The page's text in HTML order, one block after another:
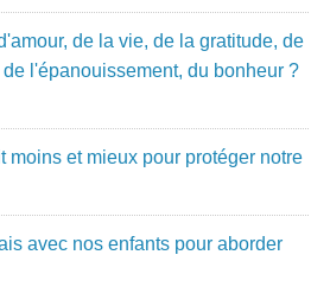
de la vie, de la gratitude, de
l'épanouissement, du bonheur ?
moins et mieux pour protéger notre
avec nos enfants pour aborder